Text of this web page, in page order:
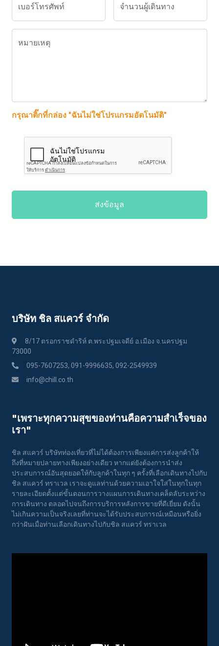
เบอร์โทรศัพท์ จำนวนผู้เดินทาง
หมายเหตุ
กรุณาติ๊กที่กล่อง "ฉันไม่ใช่โปรแกรมอัตโนมัติ"
ส่งข้อมูล
บริษัท ชิล สแควร์ จำกัด
8/17 ตรอกราชดำริห์ ต.พระปฐมเจดีย์ อ.เมือง จ.นครปฐม
73000
095-7607253, 091-9996635, 092-2549939
info@chill.co.th
"เพราะทุกความสุขของท่านคือความสําเร็จของ
เรา"
ชิล สแควร์ บริษัทท่องเที่ยวที่ไม่ได้ต้องการเพียงแค่การส่งลูกค้าให้
ถึงที่หมายปลายทางเพียงอย่างเดียว หากแต่ยังต้องการนำส่ง
ประสบการณ์อันสุดยอดให้กับลูกค้าในทุก ๆ ครั้งที่เลือกเดินทางไปกับ
ชิล สแควร์ ทราเวล เราจะดูแลท่านด้วยความเอาใจใส่ในทุกในทุก
รายละเอียดตั้งแต่ขั้นตอนการวางแผนการเดินทางเคล็ดลับระหว่าง
การเดินทาง ตลอดไปจนถึงการบริการหลังการขายที่ดีเยี่ยม ดังนั้น
ไม่เกินความเป็นจริงเลยที่ท่านจะได้รับประสบการณ์เหมือนหรือยิ่ง
กว่าฝันเมื่อท่านเลือกเดินทางไปกับชิล สแควร์ ทราเวล